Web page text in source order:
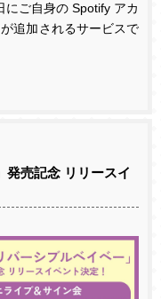
にご自身の Spotify アカ
追加されるサービスで
売記念 リリースイ